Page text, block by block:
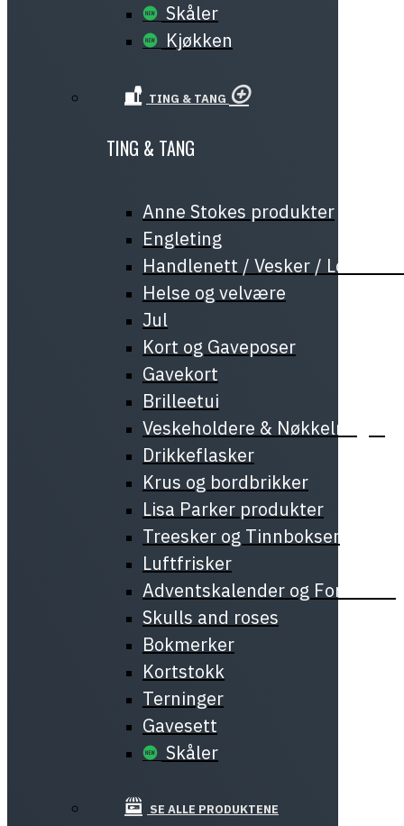
Skåler
Kjøkken
TING & TANG
TING & TANG
Anne Stokes produkter
Engleting
Handlenett / Vesker /
Helse og velvære
Jul
Kort og Gaveposer
Gavekort
Brilleetui
Veskeholdere & Nøkkelringer
Drikkeflasker
Krus og bordbrikker
Lisa Parker produkter
Treesker og Tinnbokser
Luftfrisker
Adventskalender og
Skulls and roses
Bokmerker
Kortstokk
Terninger
Gavesett
Skåler
SE ALLE PRODUKTENE